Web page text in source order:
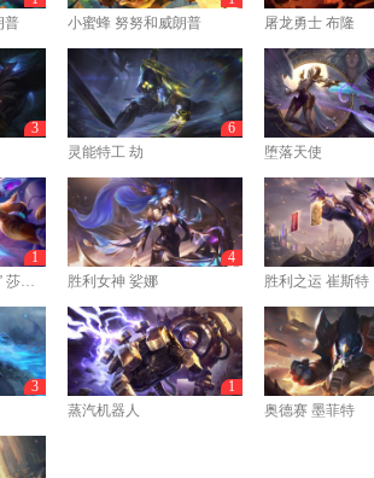
普
小蜜蜂 努努和威朗普
屠龙勇士 布隆
3
灵能特工 劫
6
堕落天使
太空律动 “音浪狂舞” 莎弥拉
1
胜利女神 娑娜
4
胜利之运 崔斯特
3
蒸汽机器人
1
奥德赛 墨菲特